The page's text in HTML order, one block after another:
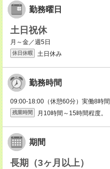
勤務曜日
土日祝休
月～金／週5日
休日休暇 土日休み
勤務時間
09:00-18:00（休憩60分）実働8時間
残業時間 月10時間～15時間程度。
期間
長期（3ヶ月以上）